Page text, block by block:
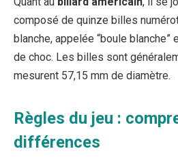
composé de quinze billes
blanche, appelée “boule
de choc. Les billes sont
mesurent 57,15 mm de diamètre.
Règles du jeu :
différences